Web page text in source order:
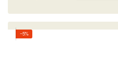
−5%